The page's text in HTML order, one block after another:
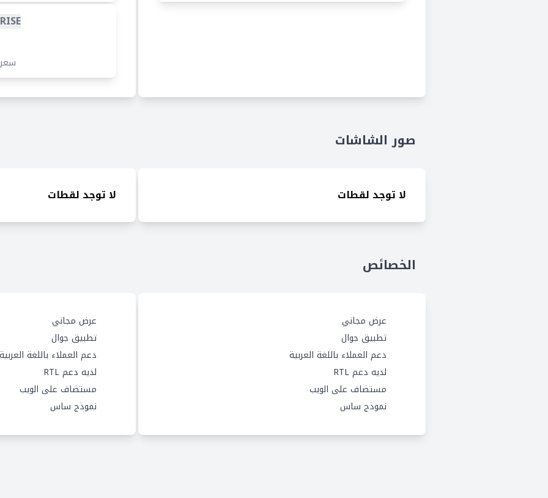
صور الشاشات
لا توجد لقطات لا توجد لقطات
الخصائص
عرض مجاني
تطبيق جوال
دعم العملاء باللغة العربية
لديه دعم RTL
مستضاف على الويب
نموذج ساس
عرض مجاني
تطبيق جوال
دعم العملاء باللغة العربية
لديه دعم RTL
مستضاف على الويب
نموذج ساس